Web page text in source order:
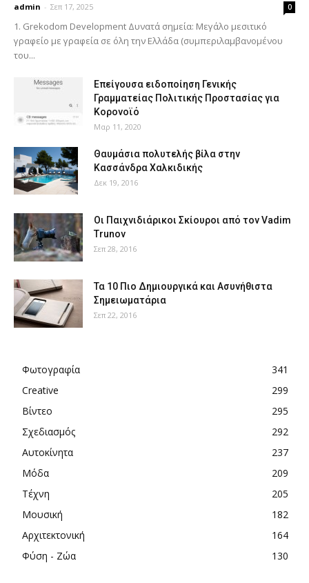
admin - Σεπ 17, 2025 0
1. Grekodom Development Δυνατά σημεία: Μεγάλο μεσιτικό
γραφείο με γραφεία σε όλη την Ελλάδα (συμπεριλαμβανομένου
του...
Επείγουσα ειδοποίηση Γενικής
Γραμματείας Πολιτικής Προστασίας για
Κορονοϊό
Μαρ 11, 2020
Θαυμάσια πολυτελής βίλα στην
Κασσάνδρα Χαλκιδικής
Δεκ 19, 2016
Οι Παιχνιδιάρικοι Σκίουροι από τον Vadim
Trunov
Σεπ 28, 2016
Τα 10 Πιο Δημιουργικά και Ασυνήθιστα
Σημειωματάρια
Σεπ 22, 2016
Φωτογραφία
341
Creative
299
Βίντεο
295
Σχεδιασμός
292
Αυτοκίνητα
237
Μόδα
209
Τέχνη
205
Μουσική
182
Αρχιτεκτονική
164
Φύση - Ζώα
130